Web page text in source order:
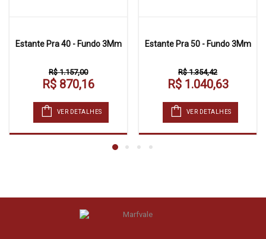
Estante Pra 40 - Fundo 3Mm
R$ 1.157,00
R$ 870,16
VER DETALHES
Estante Pra 50 - Fundo 3Mm
R$ 1.354,42
R$ 1.040,63
VER DETALHES